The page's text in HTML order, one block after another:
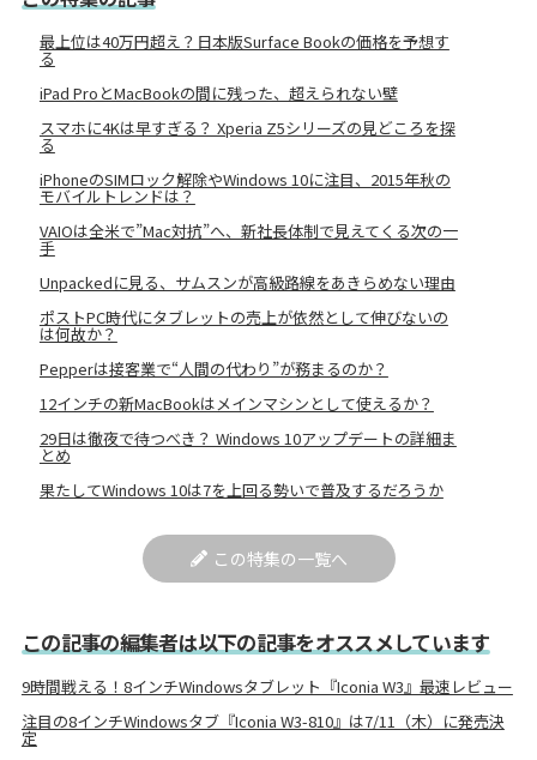
最上位は40万円超え？日本版Surface Bookの価格を予想す
る
iPad ProとMacBookの間に残った、超えられない壁
スマホに4Kは早すぎる？ Xperia Z5シリーズの見どころを探
る
iPhoneのSIMロック解除やWindows 10に注目、2015年秋の
モバイルトレンドは？
VAIOは全米で”Mac対抗”へ、新社長体制で見えてくる次の一
手
Unpackedに見る、サムスンが高級路線をあきらめない理由
ポストPC時代にタブレットの売上が依然として伸びないの
は何故か？
Pepperは接客業で“人間の代わり”が務まるのか？
12インチの新MacBookはメインマシンとして使えるか？
29日は徹夜で待つべき？ Windows 10アップデートの詳細ま
とめ
果たしてWindows 10は7を上回る勢いで普及するだろうか
この特集の一覧へ
この記事の編集者は以下の記事をオススメしています
9時間戦える！8インチWindowsタブレット『Iconia W3』最速レビュー
注目の8インチWindowsタブ『Iconia W3-810』は7/11（木）に発売決
定